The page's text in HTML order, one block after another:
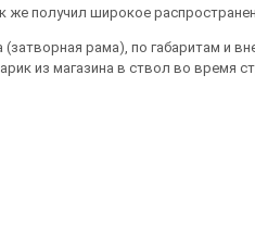
получил широкое
рама), по габаритам и
из магазина в ствол во время